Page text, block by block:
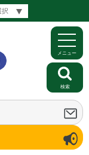
メニュー
検索